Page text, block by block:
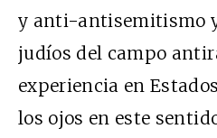
y anti-antisemitismo
judíos del campo
experiencia en
los ojos en este